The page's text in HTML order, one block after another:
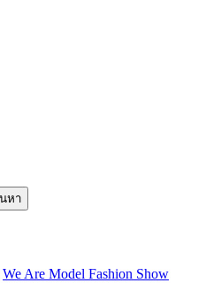
We Are Model Fashion Show